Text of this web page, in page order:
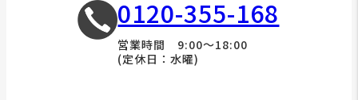
0120-355-168
営業時間 9:00～18:00
(定休日：水曜)